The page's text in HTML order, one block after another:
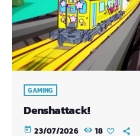
GAMING
Denshattack!
today 23/07/2026 18